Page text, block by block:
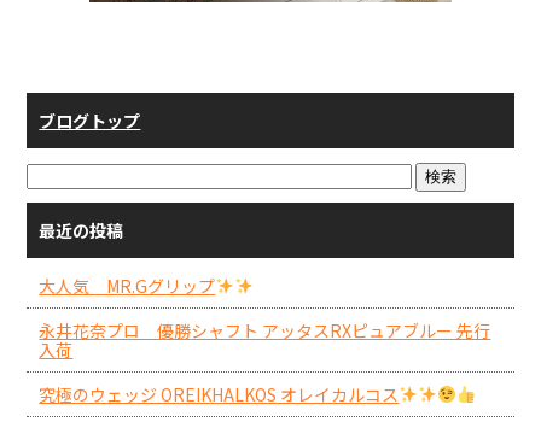
ブログトップ
最近の投稿
大人気 MR.Gグリップ
永井花奈プロ 優勝シャフト アッタスRXピュアブルー 先行
入荷
究極のウェッジ OREIKHALKOS オレイカルコス